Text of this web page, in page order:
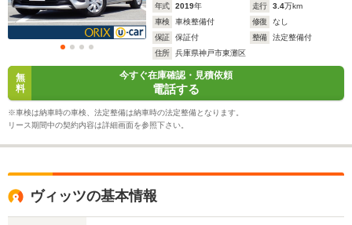
年式
2019年 走行 3.4万km
車検
車検整備付 修復
なし
保証
保証付 整備
法定整備付
住所
兵庫県神戸市東灘区
無
料
今すぐ在庫確認・見積依頼
電話する
※車検は納車時の車検、法定整備は納車時の法定整備となります。
リース期間中の契約内容は詳細画面を参照下さい。
ヴィッツの基本情報